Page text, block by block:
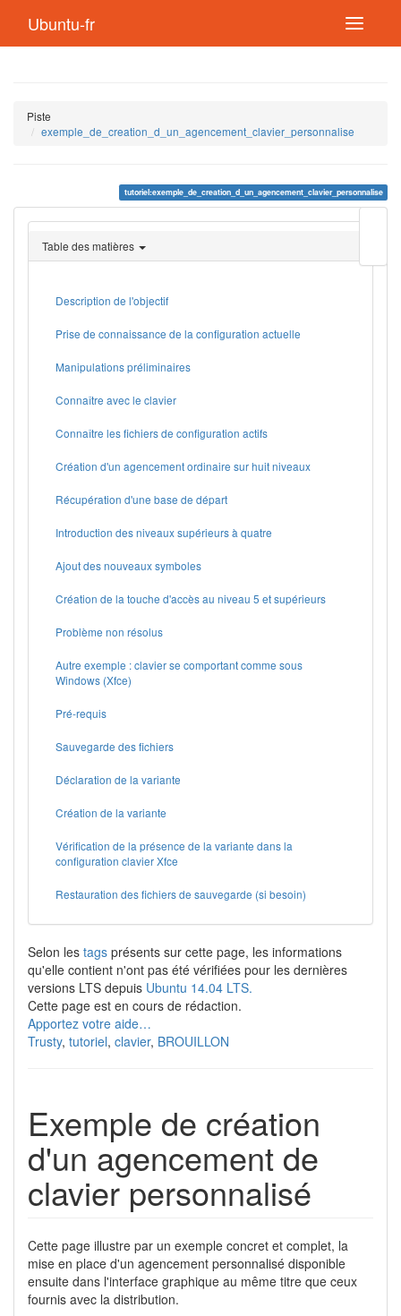
Ubuntu-fr
Piste
exemple_de_creation_d_un_agencement_clavier_personnalise
tutoriel:exemple_de_creation_d_un_agencement_clavier_personnalise
page
Table des matières
Description de l'objectif
Prise de connaissance de la configuration actuelle
Manipulations préliminaires
Connaître avec le clavier
Connaître les fichiers de configuration actifs
Création d'un agencement ordinaire sur huit niveaux
Récupération d'une base de départ
Introduction des niveaux supérieurs à quatre
Ajout des nouveaux symboles
Création de la touche d'accès au niveau 5 et supérieurs
Problème non résolus
Autre exemple : clavier se comportant comme sous
Windows (Xfce)
Pré-requis
Sauvegarde des fichiers
Déclaration de la variante
Création de la variante
Vérification de la présence de la variante dans la
configuration clavier Xfce
Restauration des fichiers de sauvegarde (si besoin)
Selon les tags présents sur cette page, les informations
qu'elle contient n'ont pas été vérifiées pour les dernières
versions LTS depuis Ubuntu 14.04 LTS.
Cette page est en cours de rédaction.
Apportez votre aide…
Trusty, tutoriel, clavier, BROUILLON
Exemple de création
d'un agencement de
clavier personnalisé
Cette page illustre par un exemple concret et complet, la
mise en place d'un agencement personnalisé disponible
ensuite dans l'interface graphique au même titre que ceux
fournis avec la distribution.